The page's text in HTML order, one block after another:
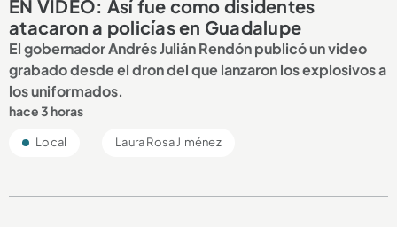
EN VIDEO: Así fue como disidentes
atacaron a policías en Guadalupe
El gobernador Andrés Julián Rendón publicó un video
grabado desde el dron del que lanzaron los explosivos a
los uniformados.
hace 3 horas
Local Laura Rosa Jiménez